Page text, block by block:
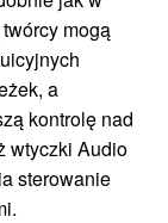
mogą
a
kontrolę nad
wtyczki Audio
sterowanie